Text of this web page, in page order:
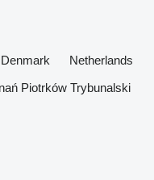
Denmark
Netherlands
Piotrków Trybunalski